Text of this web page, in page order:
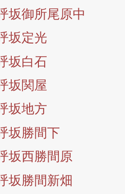
坂御所尾原中
坂定光
坂白石
坂関屋
坂地方
坂勝間下
坂西勝間原
坂勝間新畑